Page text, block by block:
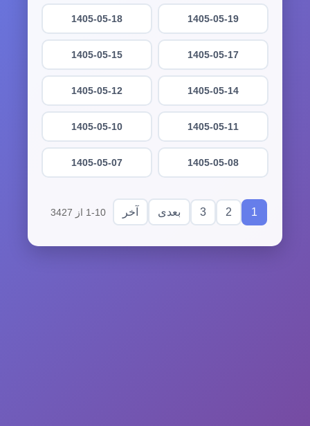
1405-05-19
1405-05-18
1405-05-17
1405-05-15
1405-05-14
1405-05-12
1405-05-11
1405-05-10
1405-05-08
1405-05-07
1
2
3 بعدی آخر 1-10 از 3427